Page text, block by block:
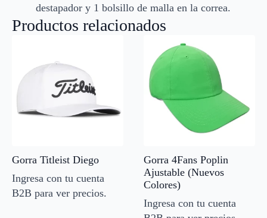
destapador y 1 bolsillo de malla en la correa.
Productos relacionados
Gorra Titleist Diego
Ingresa con tu cuenta
B2B para ver precios.
Gorra 4Fans Poplin
Ajustable (Nuevos
Colores)
Ingresa con tu cuenta